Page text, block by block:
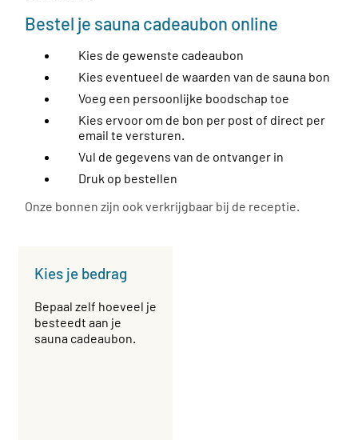
Bestel je sauna cadeaubon online
Kies de gewenste cadeaubon
Kies eventueel de waarden van de sauna bon
Voeg een persoonlijke boodschap toe
Kies ervoor om de bon per post of direct per
email te versturen.
Vul de gegevens van de ontvanger in
Druk op bestellen
Onze bonnen zijn ook verkrijgbaar bij de receptie.
Kies je bedrag
Bepaal zelf hoeveel je
besteedt aan je
sauna cadeaubon.